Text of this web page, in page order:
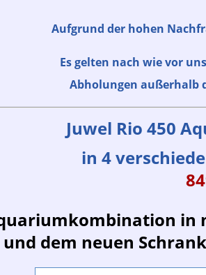
Aufgrund der hohen
Es gelten nach wie vor
Abholungen außerhalb
Juwel Rio 450
in 4
in
dem neuen